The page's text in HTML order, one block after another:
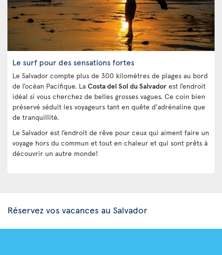
Le surf pour des sensations fortes
Le Salvador compte plus de 300 kilomètres de plages au bord
de l’océan Pacifique. La Costa del Sol du Salvador est l’endroit
idéal si vous cherchez de belles grosses vagues. Ce coin bien
préservé séduit les voyageurs tant en quête d’adrénaline que
de tranquillité.
Le Salvador est l’endroit de rêve pour ceux qui aiment faire un
voyage hors du commun et tout en chaleur et qui sont prêts à
découvrir un autre monde!
Réservez vos vacances au Salvador